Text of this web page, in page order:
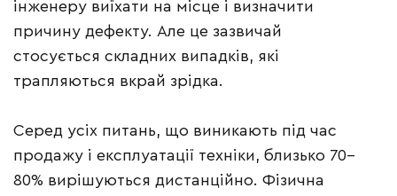
інженеру виїхати на місце і визначити
причину дефекту. Але це зазвичай
стосується складних випадків, які
трапляються вкрай зрідка.
Серед усіх питань, що виникають під час
продажу і експлуатації техніки, близько 70–
80% вирішуються дистанційно. Фізична